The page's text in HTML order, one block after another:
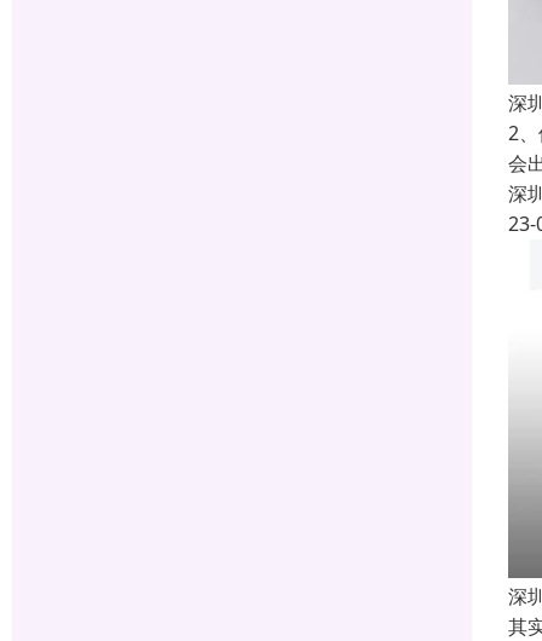
深
2
会
深
23-
深
其